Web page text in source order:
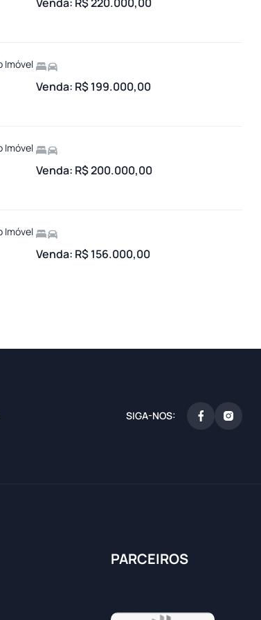
Venda: R$ 199.000,00
Venda: R$ 200.000,00
Venda: R$ 156.000,00
SIGA-NOS:
PARCEIROS